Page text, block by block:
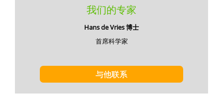
我们的专家
Hans de Vries 博士
首席科学家
与他联系